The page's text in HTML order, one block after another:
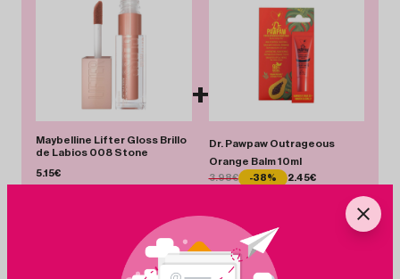
Maybelline Lifter Gloss Brillo
de Labios 008 Stone
5.15€
+
Dr. Pawpaw Outrageous
Orange Balm 10ml
3.98€ -38% 2.45€
Total 7.60 € Añadir Pack